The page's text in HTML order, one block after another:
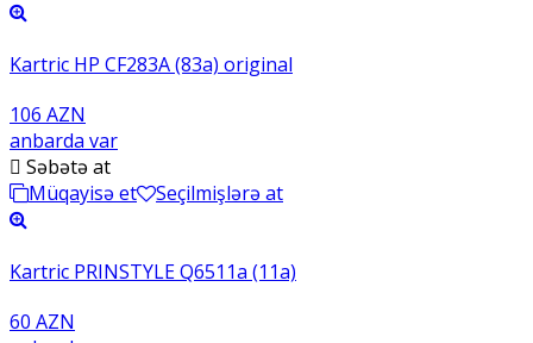
Kartric HP CF283A (83a) original
106 AZN
anbarda var
Səbətə at
Müqayisə et
Seçilmişlərə at
Kartric PRINSTYLE Q6511a (11a)
60 AZN